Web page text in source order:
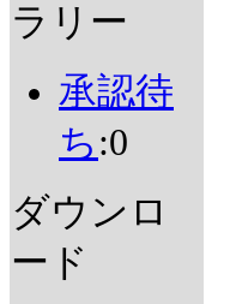
ラリー
承認待
ち :0
ダウンロ
ード